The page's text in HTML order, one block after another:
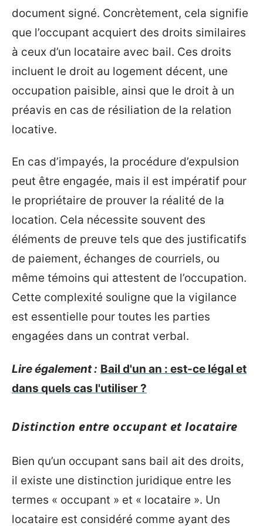
document signé. Concrètement, cela signifie
que l’occupant acquiert des droits similaires
à ceux d’un locataire avec bail. Ces droits
incluent le droit au logement décent, une
occupation paisible, ainsi que le droit à un
préavis en cas de résiliation de la relation
locative.
En cas d’impayés, la procédure d’expulsion
peut être engagée, mais il est impératif pour
le propriétaire de prouver la réalité de la
location. Cela nécessite souvent des
éléments de preuve tels que des justificatifs
de paiement, échanges de courriels, ou
même témoins qui attestent de l’occupation.
Cette complexité souligne que la vigilance
est essentielle pour toutes les parties
engagées dans un contrat verbal.
Lire également : Bail d'un an : est-ce légal et
dans quels cas l'utiliser ?
Distinction entre occupant et locataire
Bien qu’un occupant sans bail ait des droits,
il existe une distinction juridique entre les
termes « occupant » et « locataire ». Un
locataire est considéré comme ayant des